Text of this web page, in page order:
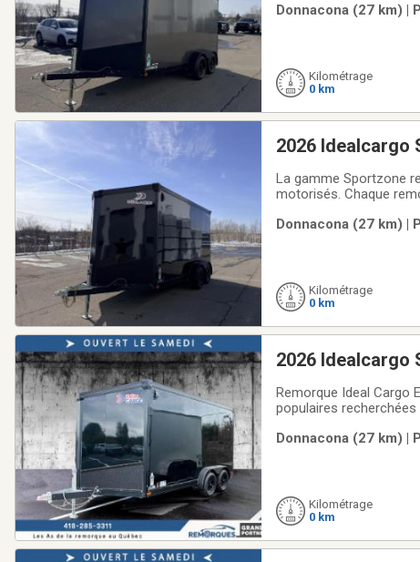
à-côtes, motocross et
Donnacona (27 km) |
Kilométrage
0 km
2026 Idealcargo
La gamme Sportzone
motorisés. Chaque
à-côtes, motocross et
Donnacona (27 km) |
Kilométrage
0 km
2026 Idealcargo
Remorque Ideal Cargo
populaires
fermée idéale pour
Donnacona (27 km) |
Kilométrage
0 km